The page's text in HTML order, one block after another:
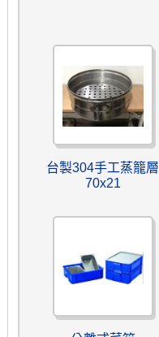
台製304手工蒸籠層
70x21